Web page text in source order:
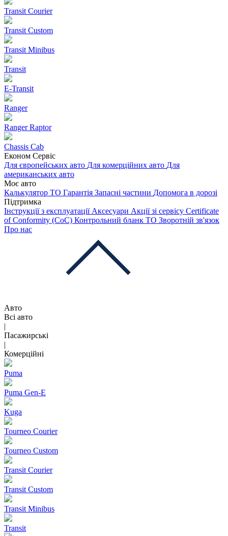
Transit Courier
Transit Custom
Transit Minibus
Transit
E-Transit
Ranger
Ranger Raptor
Chassis Cab
Економ Сервіс
Для європейських авто Для комерційних авто Для
американських авто
Моє авто
Калькулятор ТО Гарантія Запасні частини Допомога в дорозі
Підтримка
Інструкції з експлуатації Аксесуари Акції зі сервісу Certificate
of Conformity (CoC) Контрольний бланк ТО Зворотній зв'язок
Про нас
Авто
Всі авто
|
Пасажирські
|
Комерційні
Puma
Puma Gen‑E
Kuga
Tourneo Courier
Tourneo Custom
Transit Courier
Transit Custom
Transit Minibus
Transit